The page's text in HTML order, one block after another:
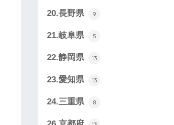
20.長野県 9
21.岐阜県 5
22.静岡県 13
23.愛知県 13
24.三重県 8